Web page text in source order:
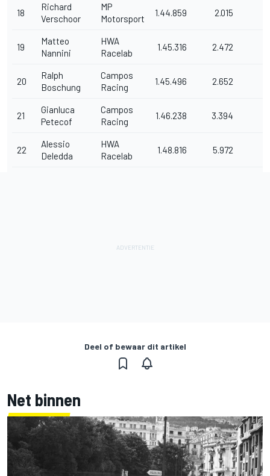
18
Richard
Verschoor
MP
Motorsport
1.44.859 2.015
19
Matteo
Nannini
HWA
Racelab
1.45.316 2.472
20
Ralph
Boschung
Campos
Racing
1.45.496 2.652
21
Gianluca
Petecof
Campos
Racing
1.46.238 3.394
22
Alessio
Deledda
HWA
Racelab
1.48.816 5.972
Deel of bewaar dit artikel
Net binnen